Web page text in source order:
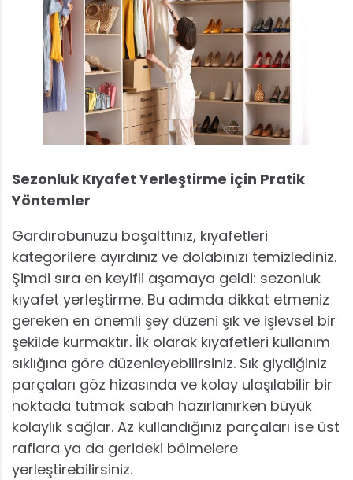
Sezonluk Kıyafet Yerleştirme için Pratik
Yöntemler
Gardırobunuzu boşalttınız, kıyafetleri
kategorilere ayırdınız ve dolabınızı temizlediniz.
Şimdi sıra en keyifli aşamaya geldi: sezonluk
kıyafet yerleştirme. Bu adımda dikkat etmeniz
gereken en önemli şey düzeni şık ve işlevsel bir
şekilde kurmaktır. İlk olarak kıyafetleri kullanım
sıklığına göre düzenleyebilirsiniz. Sık giydiğiniz
parçaları göz hizasında ve kolay ulaşılabilir bir
noktada tutmak sabah hazırlanırken büyük
kolaylık sağlar. Az kullandığınız parçaları ise üst
raflara ya da gerideki bölmelere
yerleştirebilirsiniz.